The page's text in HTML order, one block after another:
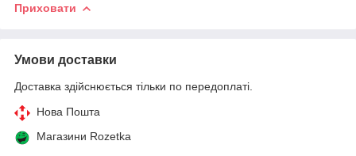
Приховати
Умови доставки
Доставка здійснюється тільки по передоплаті.
Нова Пошта
Магазини Rozetka